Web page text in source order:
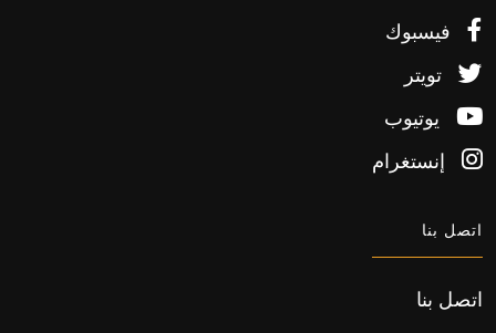
فيسبوك
تويتر
يوتيوب
إنستغرام
اتصل بنا
اتصل بنا